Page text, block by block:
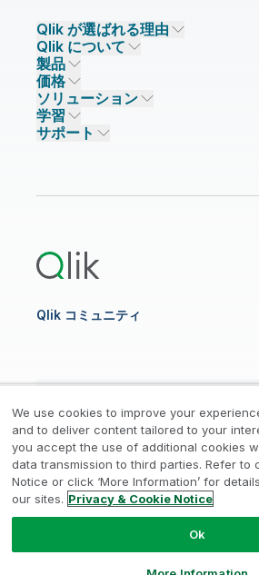
Qlik が選ばれる理由
Qlik が選ばれる理由
信頼とセキュリティ
信頼とプライバシー
信頼と AI
主なテクノロジーパートナー
データソースとターゲット
Qlik について
企業情報
採用情報
ニュースルーム
事業所 / 連絡先
製品
データ統合とデータ品質
Qlik Talend
Qlik Talend Cloud
Talend Data Fabric
Qlik Cloud Analytics
価格
データ統合
データ分析
AI / 機械学習
ソリューション
ソリューションパートナー
パートナー検索
学習
イベント
サポート
Qlik コミュニティ
法的規約 / プライバシーとクッキ
Trust / 利用規約 / 個人情報取
© 1993-2026 QlikTech International
AB, All Rights Reserved
We use cookies to improve your
and to deliver content tailored to your
you accept the use of additional cookies
data transmission to third parties. Refer to
Notice or click ‘More Information’ for
our sites. Privacy & Cookie Notice
Ok